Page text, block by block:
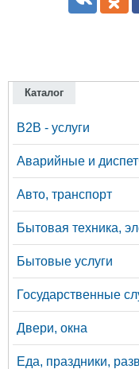
Каталог
B2B - услуги
Аварийные и
Авто, транспорт
Бытовая техника,
Бытовые услуги
Государственные
Двери, окна
Еда, праздники,